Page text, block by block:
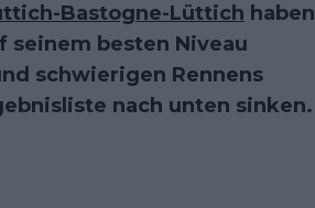
Bastogne-Lüttich haben
seinem besten Niveau
schwierigen Rennens
nach unten sinken.